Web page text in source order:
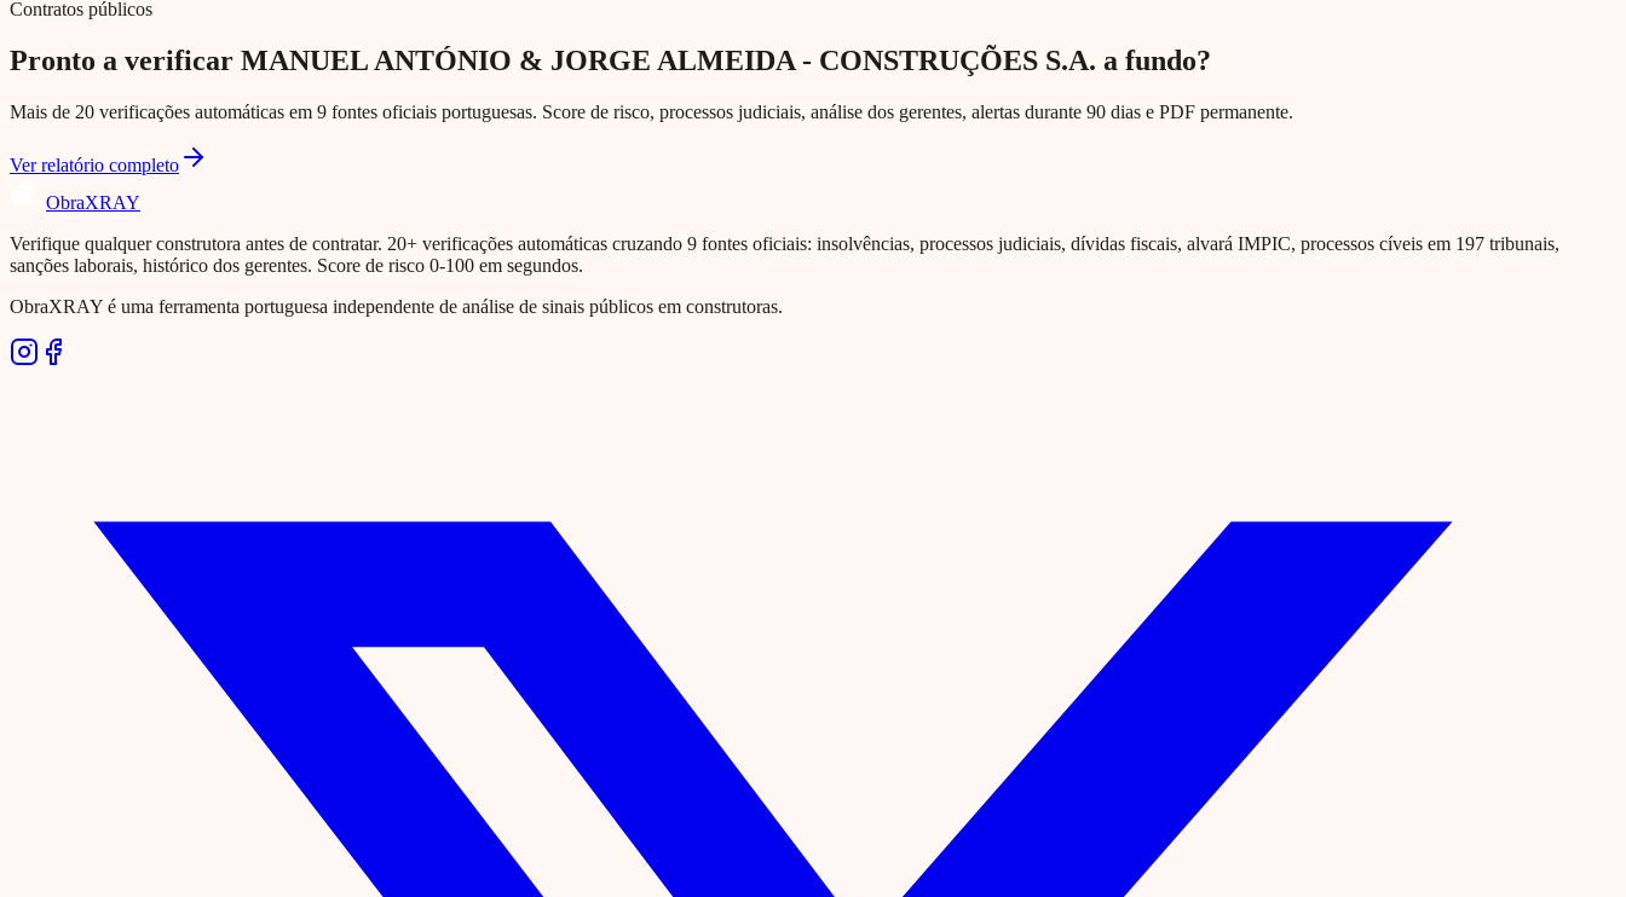
Contratos públicos
Pronto a verificar MANUEL ANTÓNIO & JORGE ALMEIDA - CONSTRUÇÕES S.A. a fundo?
Mais de 20 verificações automáticas em 9 fontes oficiais portuguesas. Score de risco, processos judiciais, análise dos gerentes, alertas durante 90 dias e PDF permanente.
Ver relatório completo
ObraXRAY
Verifique qualquer construtora antes de contratar. 20+ verificações automáticas cruzando 9 fontes oficiais: insolvências, processos judiciais, dívidas fiscais, alvará IMPIC, processos cíveis em 197 tribunais,
sanções laborais, histórico dos gerentes. Score de risco 0-100 em segundos.
ObraXRAY é uma ferramenta portuguesa independente de análise de sinais públicos em construtoras.